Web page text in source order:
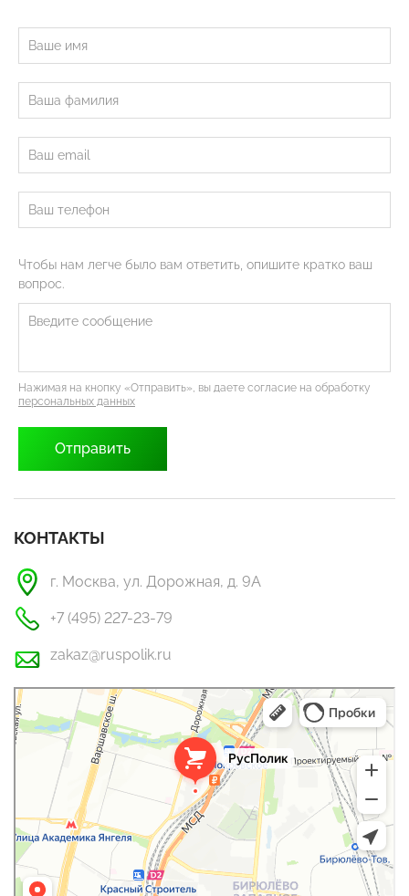
Чтобы нам легче было вам ответить, опишите кратко ваш
вопрос.
Нажимая на кнопку «Отправить», вы даете согласие на обработку
персональных данных
КОНТАКТЫ
г. Москва, ул. Дорожная, д. 9А
+7 (495) 227-23-79
zakaz@ruspolik.ru
РусПолик
Оргстекло, поликарбонат в Москве
Строительные и отделочные работы в Москве